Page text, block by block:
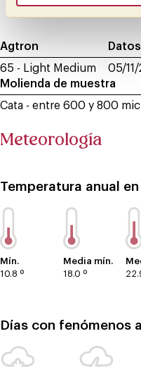
Agtron
65 - Light Medium
05/
Molienda de muestra
Cata - entre 600 y 800
Meteorología
Temperatura anual en
Mín.
10.8 º
Media mín.
18.0 º
Días con fenómenos